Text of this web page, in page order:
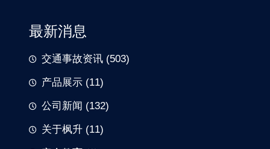
最新消息
交通事故资讯 (503)
产品展示 (11)
公司新闻 (132)
关于枫升 (11)